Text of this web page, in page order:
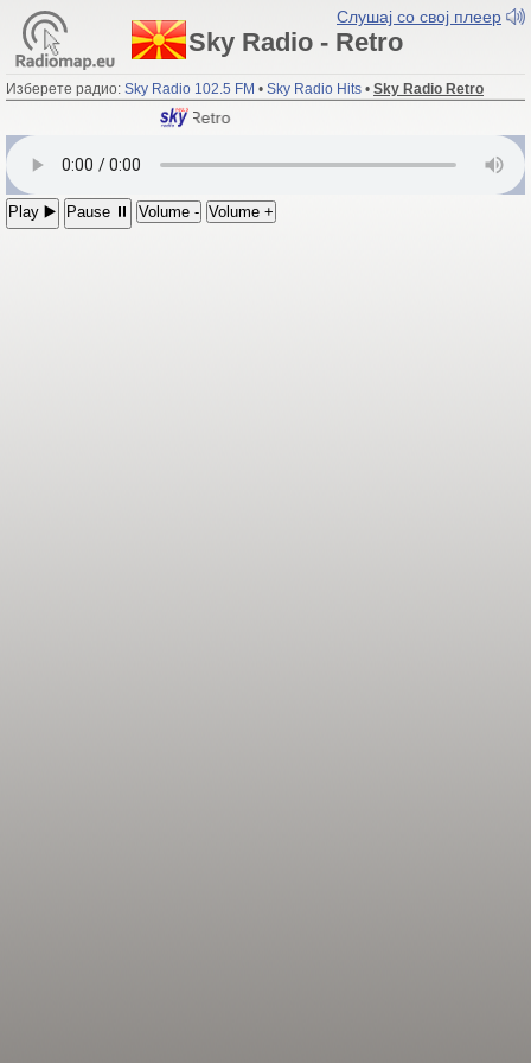
Слушај со свој плеер
Sky Radio - Retro
Изберете радио: Sky Radio 102.5 FM • Sky Radio Hits • Sky Radio Retro
- Retro
Play ▶️ Pause ⏸ Volume - Volume +